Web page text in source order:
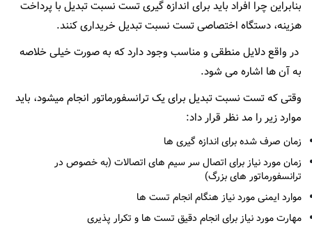
بنابراین چرا افراد باید برای اندازه گیری تست نسبت تبدیل با پرداخت
هزینه، دستگاه اختصاصی تست نسبت تبدیل خریداری کنند.
در واقع دلایل منطقی و مناسب وجود دارد که به صورت خیلی خلاصه
به آن ها اشاره می شود.
وقتی که تست نسبت تبدیل برای یک ترانسفورماتور انجام میشود، باید
موارد زیر را مد نظر قرار داد:
زمان صرف شده برای اندازه گیری ها
زمان مورد نیاز برای اتصال سر سیم های اتصالات (به خصوص در
ترانسفورماتور های بزرگ)
موارد ایمنی مورد نیاز هنگام انجام تست ها
مهارت مورد نیاز برای انجام دقیق تست ها و تکرار پذیری